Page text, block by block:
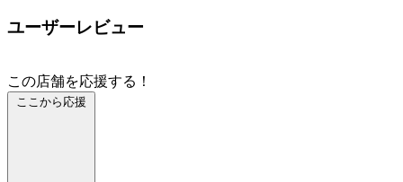
ユーザーレビュー
この店舗を応援する！
ここから応援